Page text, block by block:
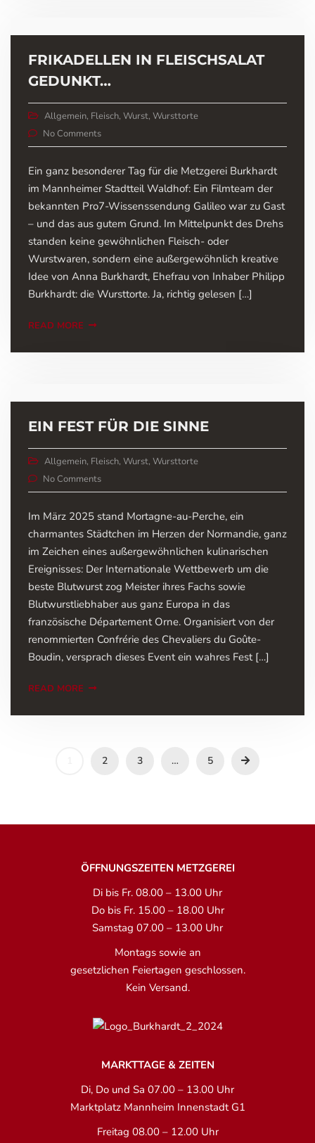
FRIKADELLEN IN FLEISCHSALAT
GEDUNKT…
Allgemein, Fleisch, Wurst, Wursttorte
No Comments
Ein ganz besonderer Tag für die Metzgerei Burkhardt
im Mannheimer Stadtteil Waldhof: Ein Filmteam der
bekannten Pro7-Wissenssendung Galileo war zu Gast
– und das aus gutem Grund. Im Mittelpunkt des Drehs
standen keine gewöhnlichen Fleisch- oder
Wurstwaren, sondern eine außergewöhnlich kreative
Idee von Anna Burkhardt, Ehefrau von Inhaber Philipp
Burkhardt: die Wursttorte. Ja, richtig gelesen […]
READ MORE
EIN FEST FÜR DIE SINNE
Allgemein, Fleisch, Wurst, Wursttorte
No Comments
Im März 2025 stand Mortagne-au-Perche, ein
charmantes Städtchen im Herzen der Normandie, ganz
im Zeichen eines außergewöhnlichen kulinarischen
Ereignisses: Der Internationale Wettbewerb um die
beste Blutwurst zog Meister ihres Fachs sowie
Blutwurstliebhaber aus ganz Europa in das
französische Département Orne. Organisiert von der
renommierten Confrérie des Chevaliers du Goûte-
Boudin, versprach dieses Event ein wahres Fest […]
READ MORE
2 3 … 5
ÖFFNUNGSZEITEN METZGEREI
Di bis Fr. 08.00 – 13.00 Uhr
Do bis Fr. 15.00 – 18.00 Uhr
Samstag 07.00 – 13.00 Uhr
Montags sowie an
gesetzlichen Feiertagen geschlossen.
Kein Versand.
MARKTTAGE & ZEITEN
Di, Do und Sa 07.00 – 13.00 Uhr
Marktplatz Mannheim Innenstadt G1
Freitag 08.00 – 12.00 Uhr